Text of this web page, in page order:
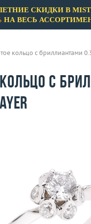
СКИДКИ В
НА ВЕСЬ
кольцо с бриллиантами
с